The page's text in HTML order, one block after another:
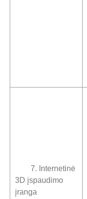
7. Internetinė
3D įspaudimo
įranga